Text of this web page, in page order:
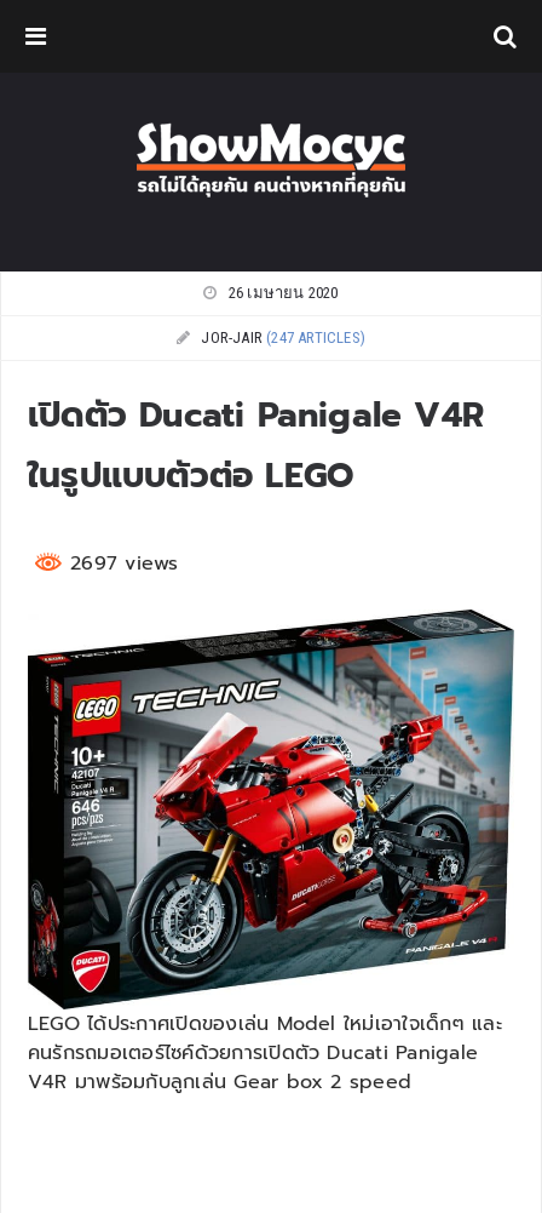
26 เมษายน 2020
JOR-JAIR (247 ARTICLES)
เปิดตัว Ducati Panigale V4R
ในรูปแบบตัวต่อ LEGO
2697 views
LEGO ได้ประกาศเปิดของเล่น Model ใหม่เอาใจเด็กๆ และ
คนรักรถมอเตอร์ไซค์ด้วยการเปิดตัว Ducati Panigale
V4R มาพร้อมกับลูกเล่น Gear box 2 speed